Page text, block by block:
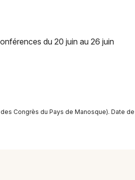
Alpes-Côte-d'Azur
du 20 juin au 26 juin
Congrès du Pays de Manosque). Date de